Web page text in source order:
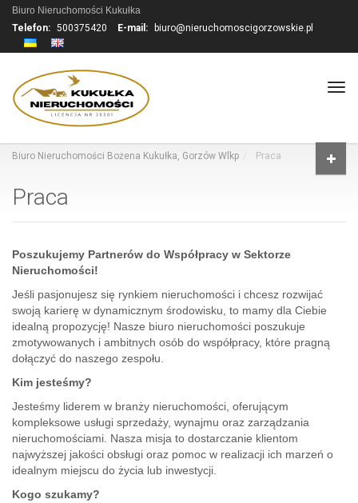
Biuro Nieruchomości Kukułka
Telefon: 500375420 E-mail: biuro@nieruchomoscigorzowskie.pl
Biuro Nieruchomości Bożena Kukułka, Gorzów Wlkp Praca
Praca
Poszukujemy Partnerów do Współpracy w Sektorze
Nieruchomości!
Jeśli pasjonujesz się rynkiem nieruchomości i chcesz rozwijać
swoją karierę w dynamicznym środowisku, to mamy dla Ciebie
idealną propozycję! Nasze biuro nieruchomości poszukuje
zmotywowanych i ambitnych osób do współpracy, które pragną
dołączyć do naszego zespołu.
Kim jesteśmy?
Jesteśmy liderem w branży nieruchomości, oferującym
kompleksowe usługi sprzedaży, wynajmu oraz zarządzania
nieruchomościami. Nasza misja to dostarczanie klientom
najwyższej jakości obsługi oraz pomoc w realizacji ich marzeń o
idealnym miejscu do życia lub inwestycji.
Kogo szukamy?